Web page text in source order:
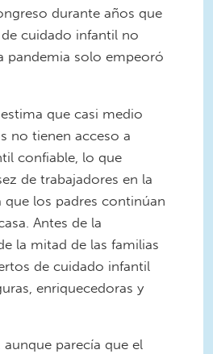
durante años que
cuidado infantil no
pandemia solo empeoró
que casi medio
no tienen acceso a
confiable, lo que
de trabajadores en la
que los padres continúan
Antes de la
la mitad de las familias
de cuidado infantil
enriquecedoras y
parecía que el